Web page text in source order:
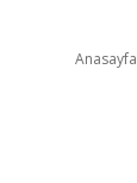
Anasayfa